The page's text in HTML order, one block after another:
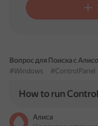
Вопрос для Поиска с
#Windows
#ControlPanel
How to run
Алиса